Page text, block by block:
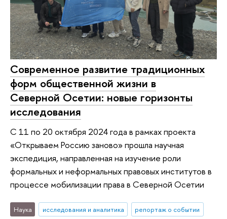
Современное развитие традиционных
форм общественной жизни в
Северной Осетии: новые горизонты
исследования
С 11 по 20 октября 2024 года в рамках проекта
«Открываем Россию заново» прошла научная
экспедиция, направленная на изучение роли
формальных и неформальных правовых институтов в
процессе мобилизации права в Северной Осетии
Наука исследования и аналитика
репортаж о событии